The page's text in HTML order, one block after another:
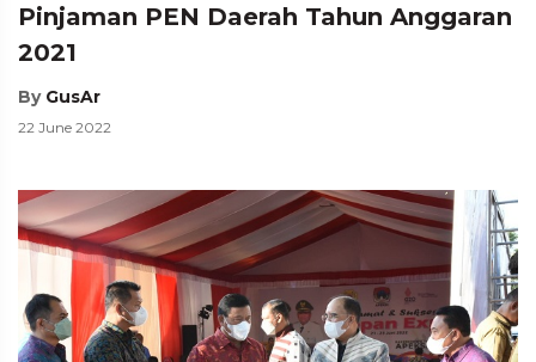
Pinjaman PEN Daerah Tahun Anggaran
2021
By GusAr
22 June 2022